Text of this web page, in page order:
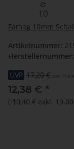
∅
10
Famag 10mm
Artikelnummer:
Herstellernummer:
UVP 17,20 € (inkl. 19%
12,38 € *
( 10,40 € exkl.